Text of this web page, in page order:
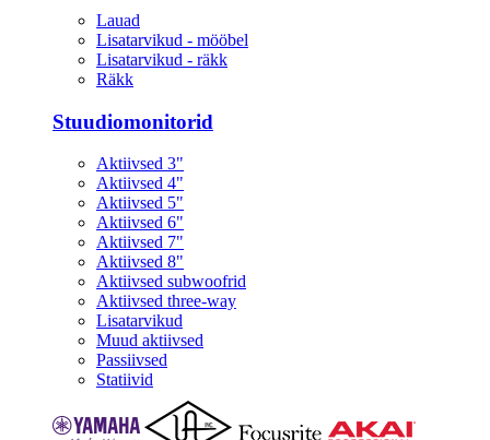
Lauad
Lisatarvikud - mööbel
Lisatarvikud - räkk
Räkk
Stuudiomonitorid
Aktiivsed 3"
Aktiivsed 4"
Aktiivsed 5"
Aktiivsed 6"
Aktiivsed 7"
Aktiivsed 8"
Aktiivsed subwoofrid
Aktiivsed three-way
Lisatarvikud
Muud aktiivsed
Passiivsed
Statiivid